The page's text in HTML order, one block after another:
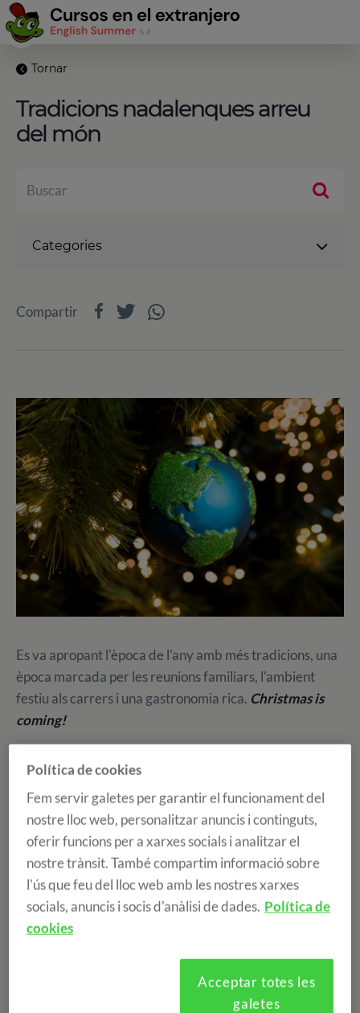
Tornar
Tradicions nadalenques arreu
del món
Es va apropant l'època de l'any amb més tradicions, una
època marcada per les reunions familiars, l'ambient
festiu als carrers i una gastronomia rica. Christmas is
coming!
Els llums que s'encenen tant a les llars com als carrers
fosca. Les tradicions nadalenques varien a tot el món,
algunes molt curioses i d'altres amb una història molt
antiga, però totes fan que aquesta època de l'any sigui
màgica, acollidora, destinada sobretot en què els nens
gaudeixin.
AlRegne Unit
s'obren els Christmas Crackers, uns tubs de cartró
decorats que contenen dins regals petits, un acudit i un
barret de paper. La família estira els dos extrems
Categories
Compartir
Política de cookies
Fem servir galetes per garantir el funcionament del
nostre lloc web, personalitzar anuncis i continguts,
oferir funcions per a xarxes socials i analitzar el
nostre trànsit. També compartim informació sobre
l'ús que feu del lloc web amb les nostres xarxes
socials, anuncis i socis d'anàlisi de dades. Política de
cookies
Acceptar totes les
galetes